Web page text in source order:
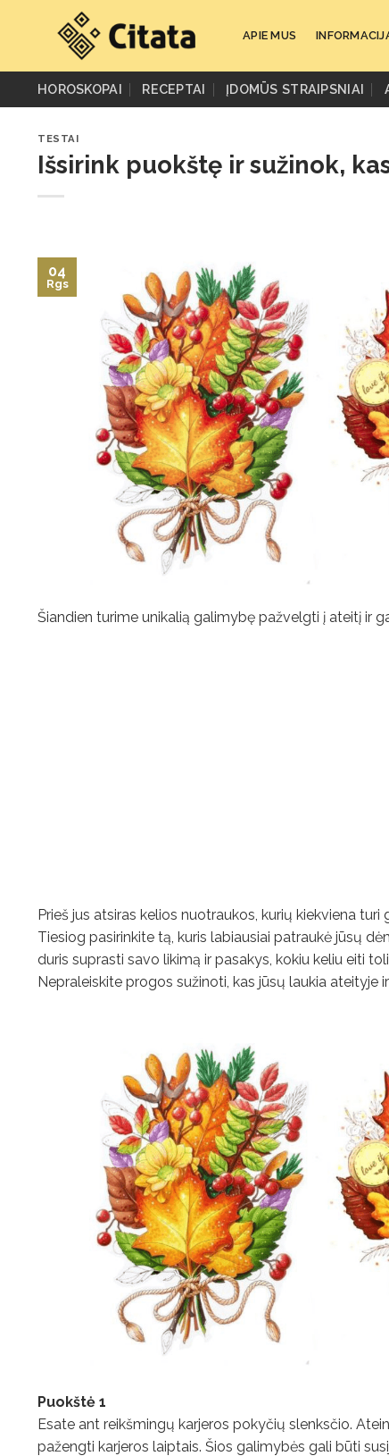
APIE MUS
HOROSKOPAI RECEPTAI ĮDOMŪS STRAIPSNIAI
TESTAI
Išsirink puokštę ir sužinok,
04
Rgs
Šiandien turime unikalią galimybę pažvelgti į ateitį ir
Prieš jus atsiras kelios nuotraukos, kurių kiekviena
Tiesiog pasirinkite tą, kuris labiausiai patraukė jūsų
duris suprasti savo likimą ir pasakys, kokiu keliu eiti
Nepraleiskite progos sužinoti, kas jūsų laukia
Puokštė 1
Esate ant reikšmingų karjeros pokyčių slenksčio.
pažengti karjeros laiptais. Šios galimybės gali būti